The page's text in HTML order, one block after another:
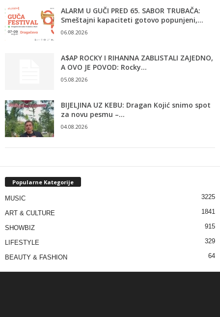
ALARM U GUČI PRED 65. SABOR TRUBAČA:
Smeštajni kapaciteti gotovo popunjeni,...
06.08.2026
A$AP ROCKY I RIHANNA ZABLISTALI ZAJEDNO,
A OVO JE POVOD: Rocky...
05.08.2026
BIJELJINA UZ KEBU: Dragan Kojić snimo spot
za novu pesmu –...
04.08.2026
Popularne Kategorije
MUSIC 3225
ART & CULTURE 1841
SHOWBIZ 915
LIFESTYLE 329
BEAUTY & FASHION 64